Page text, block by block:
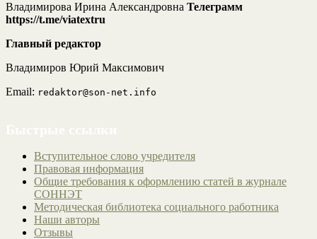
Владимирова Ирина Александровна Телеграмм
https://t.me/viatextru
Главный редактор
Владимиров Юрий Максимович
Email: redaktor@son-net.info
Вступительное слово учредителя
Правовая информация
Общие требования к оформлению статей в журнале
СОННЭТ
Методическая библиотека социального работника
Наши авторы
Отзывы